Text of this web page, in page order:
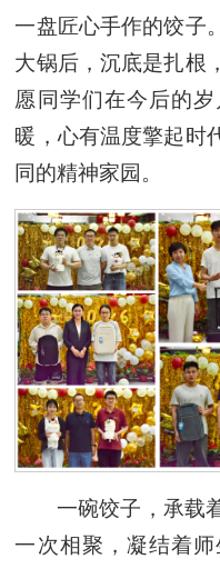
一盘匠心手作的饺子
大锅后，沉底是扎根
愿同学们在今后的
暖，心有温度擎起时
同的精神家园。
一碗饺子，承载
一次相聚，凝结着